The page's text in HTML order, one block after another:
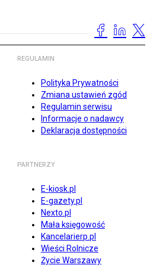
REGULAMIN
Polityka Prywatności
Zmiana ustawień zgód
Regulamin serwisu
Informacje o nadawcy
Deklaracja dostępności
PARTNERZY
E-kiosk.pl
E-gazety.pl
Nexto.pl
Mała księgowość
Kancelarierp.pl
Wieści Rolnicze
Życie Warszawy